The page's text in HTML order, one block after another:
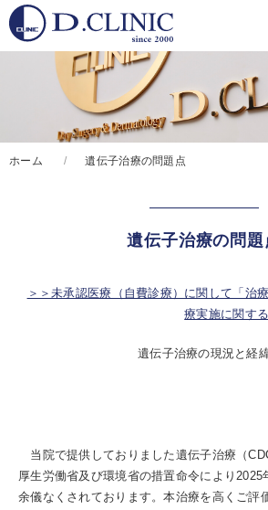
ホーム 遺伝子治療の問題点
遺伝子治療の問題
＞＞未承認医療（自費診療）に関して「治
療実施に関す
遺伝子治療の現況と経
当院で提供しておりました遺伝子治療（
厚生労働省及び環境省の措置命令により2025
余儀なくされております。本治療を高くご評